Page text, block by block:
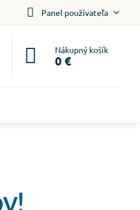
Panel používateľa
Nákupný košík
0 €